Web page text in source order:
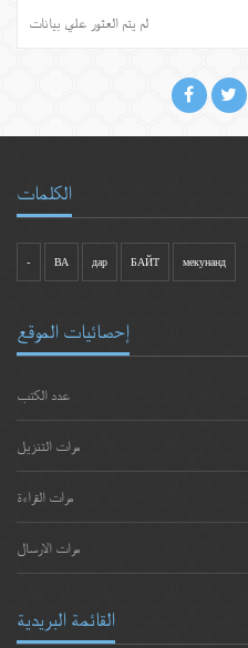
لم يتم العثور علي بيانات
الكلمات
- ВА дар БАЙТ мекунанд
إحصائيات الموقع
عدد الكتب
مرات التنزيل
مرات القراءة
مرات الارسال
القائمة البريدية